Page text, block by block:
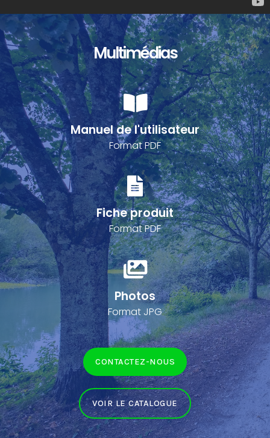
Multimédias
Manuel de l'utilisateur
Format PDF
Fiche produit
Format PDF
Photos
Format JPG
CONTACTEZ-NOUS
VOIR LE CATALOGUE